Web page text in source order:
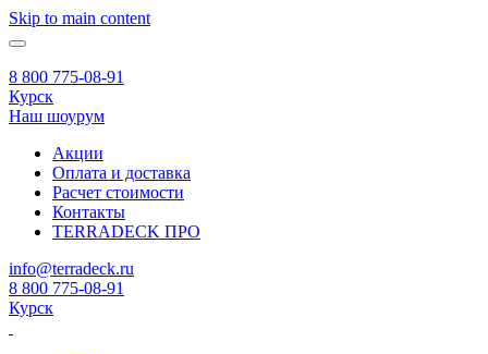
Skip to main content
8 800 775-08-91
Курск
Наш шоурум
Акции
Оплата и доставка
Расчет стоимости
Контакты
TERRADECK ПРО
info@terradeck.ru
8 800 775-08-91
Курск